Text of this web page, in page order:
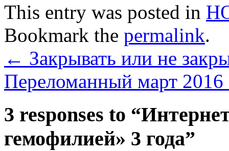
This entry was posted in
Bookmark the permalink.
← Закрывать или не
Переломанный март 2016
3 responses to “
гемофилией» 3 года”